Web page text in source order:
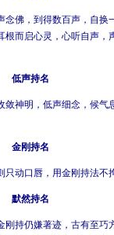
佛，到得数百声，自换
根而启心灵，心听自声，
低声持名
神明，低声细念，候气
金刚持名
只动口唇，用金刚持法不
默然持名
持仍嫌著迹，古有至巧